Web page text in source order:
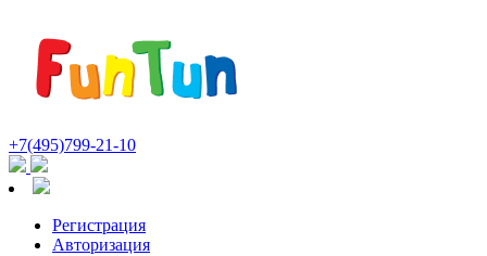
+7(495)799-21-10
Регистрация
Авторизация